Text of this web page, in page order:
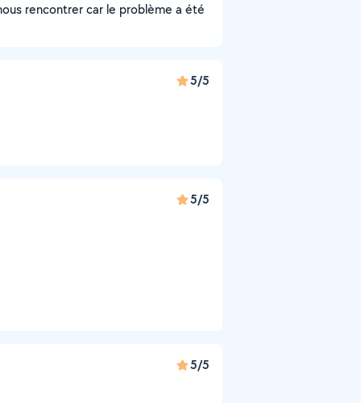
rencontrer car le problème a été
5/5
5/5
5/5